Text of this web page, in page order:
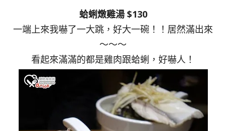
蛤蜊燉雞湯 $130
一端上來我嚇了一大跳，好大一碗！！居然滿出來
～～～
看起來滿滿的都是雞肉跟蛤蜊，好嚇人！